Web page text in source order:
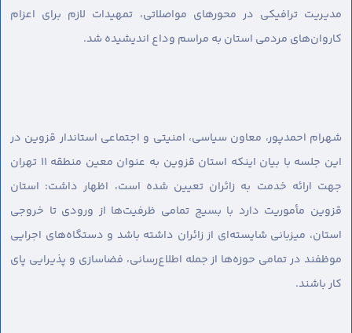
مدیریت ترافیکی در محورهای مواصلاتی، تمهیدات لازم برای اعزام
کاروان‌های مردمی استان به مراسم وداع اندیشیده شد.
شهرام احمدپور، معاون سیاسی، امنیتی و اجتماعی استاندار قزوین در
این جلسه با بیان اینکه استان قزوین به عنوان معین منطقه ۱۱ تهران
جهت ارائه خدمت به زائران تعیین شده است، اظهار داشت: استان
قزوین مأموریت دارد با بسیج تمامی ظرفیت‌ها از ورودی تا خروجی
استان، میزبانی شایسته‌ای از زائران داشته باشد و دستگاه‌های اجرایی
موظفند در تمامی حوزه‌ها از جمله اطلاع‌رسانی، فضا‌سازی و پذیرایی پای
کار باشند.